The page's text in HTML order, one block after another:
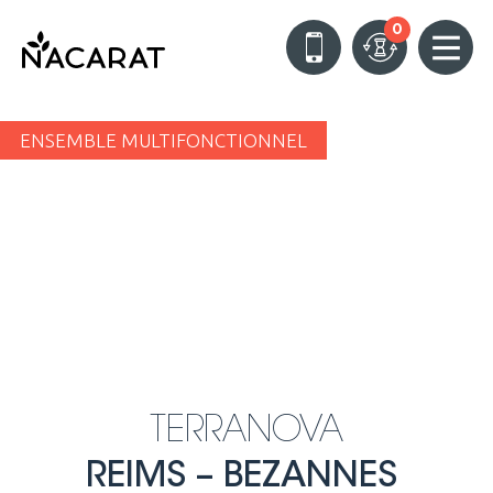
0
ENSEMBLE MULTIFONCTIONNEL
TERRANOVA
REIMS – BEZANNES